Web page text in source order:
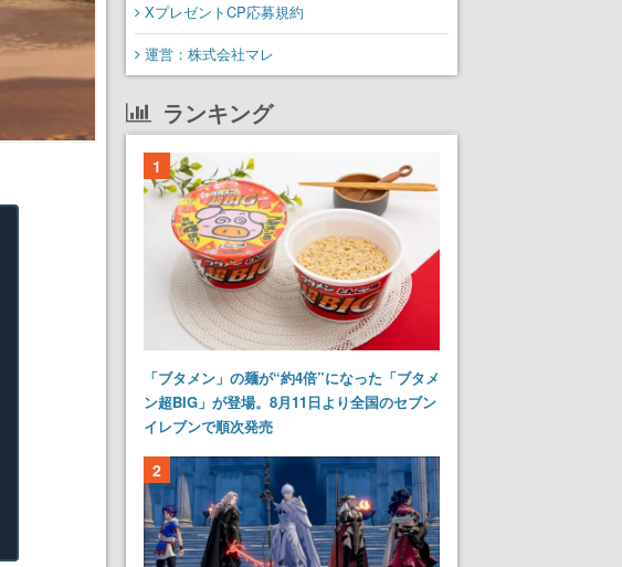
XプレゼントCP応募規約
運営：株式会社マレ
ランキング
1
「ブタメン」の麺が“約4倍”になった「ブタメ
ン超BIG」が登場。8月11日より全国のセブン
イレブンで順次発売
2